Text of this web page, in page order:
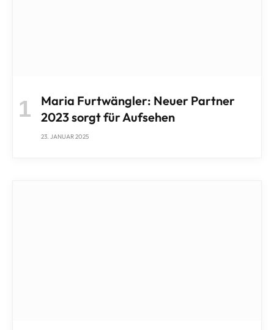
Maria Furtwängler: Neuer Partner
2023 sorgt für Aufsehen
23. JANUAR 2025